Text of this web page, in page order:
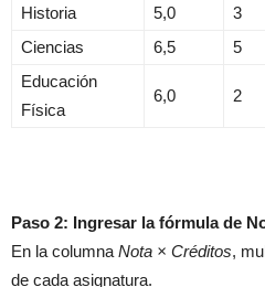
Historia
5,0 3
Ciencias
6,5 5
Educación
Física
6,0 2
Paso 2: Ingresar la fórmula de
En la columna Nota × Créditos,
de cada asignatura.